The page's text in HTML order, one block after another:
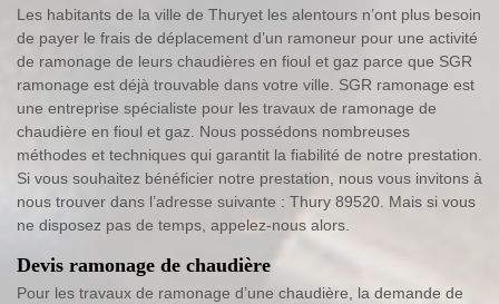
Les habitants de la ville de Thuryet les alentours n’ont plus besoin
de payer le frais de déplacement d’un ramoneur pour une activité
de ramonage de leurs chaudières en fioul et gaz parce que SGR
ramonage est déjà trouvable dans votre ville. SGR ramonage est
une entreprise spécialiste pour les travaux de ramonage de
chaudière en fioul et gaz. Nous possédons nombreuses
méthodes et techniques qui garantit la fiabilité de notre prestation.
Si vous souhaitez bénéficier notre prestation, nous vous invitons à
nous trouver dans l’adresse suivante : Thury 89520. Mais si vous
ne disposez pas de temps, appelez-nous alors.
Devis ramonage de chaudière
Pour les travaux de ramonage d’une chaudière, la demande de